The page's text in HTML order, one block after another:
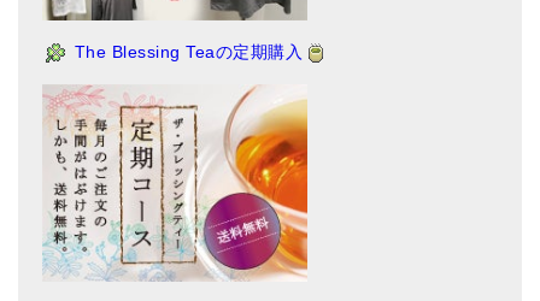
The Blessing Teaの定期購入